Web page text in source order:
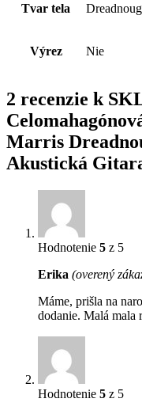
Tvar tela
Výrez Nie
2 recenzie k
Marris
Akustická
Hodnotenie 5 z 5
Erika (overený
Máme, prišla na
dodanie. Malá mala
Hodnotenie 5 z 5